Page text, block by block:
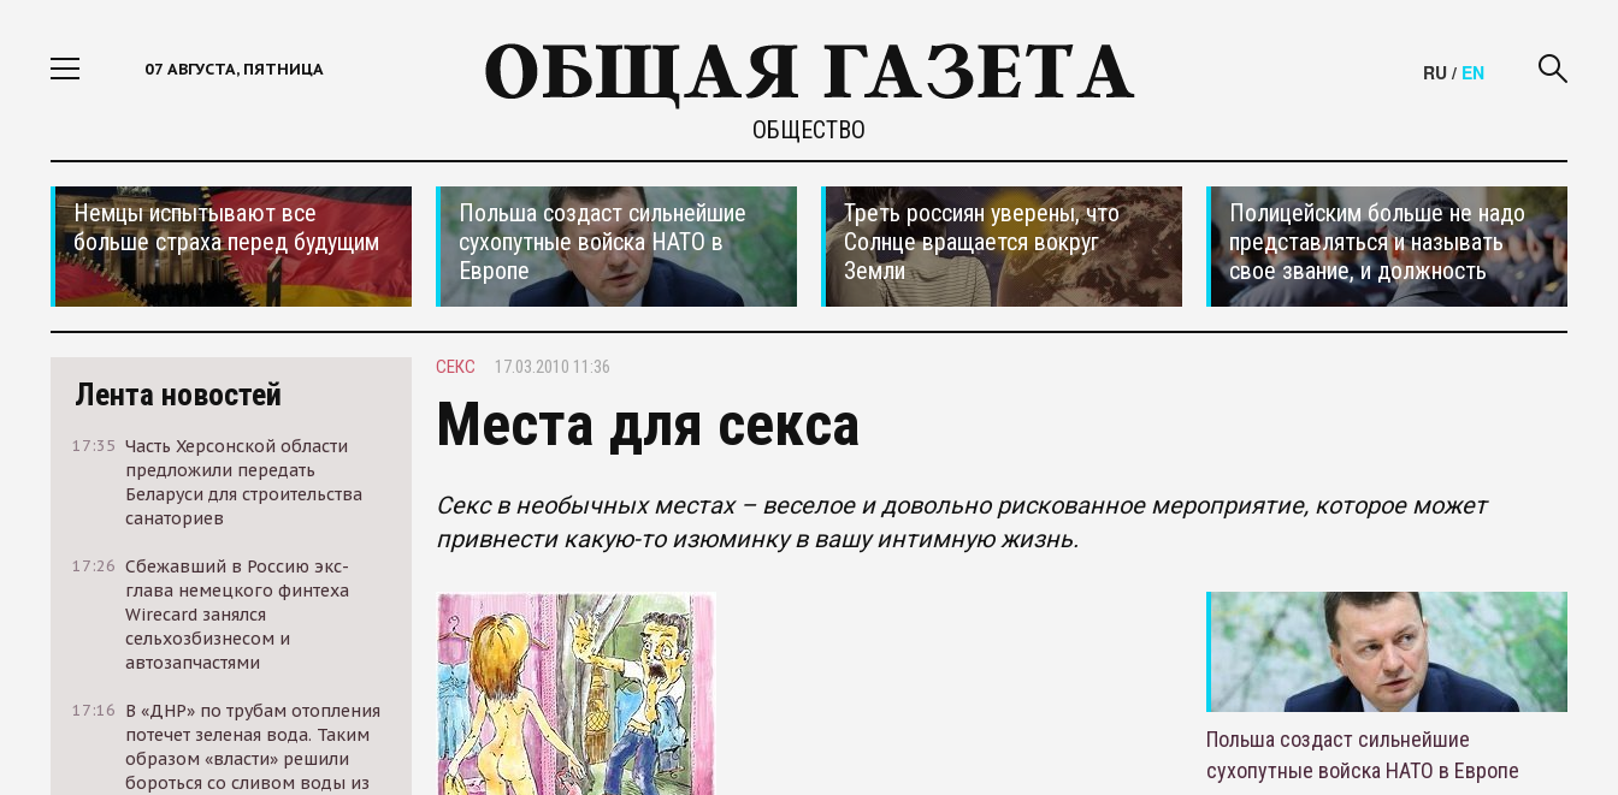
07 АВГУСТА, ПЯТНИЦА
ОБЩЕСТВО
RU / EN
Немцы испытывают все
больше страха перед будущим
Польша создаст сильнейшие
сухопутные войска НАТО в
Европе
Треть россиян уверены, что
Солнце вращается вокруг
Земли
Полицейским больше не надо
представляться и называть
свое звание, и должность
Лента новостей
17:35 Часть Херсонской области
предложили передать
Беларуси для строительства
санаториев
17:26 Сбежавший в Россию экс-
глава немецкого финтеха
Wirecard занялся
сельхозбизнесом и
автозапчастями
17:16 В «ДНР» по трубам отопления
потечет зеленая вода. Таким
образом «власти» решили
бороться со сливом воды из
СЕКС 17.03.2010 11:36
Места для секса
Cекс в необычных местах – веселое и довольно рискованное мероприятие, которое может
привнести какую-то изюминку в вашу интимную жизнь.
Польша создаст сильнейшие
сухопутные войска НАТО в Европе